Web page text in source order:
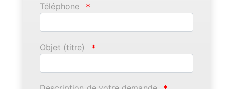
Téléphone *
Objet (titre) *